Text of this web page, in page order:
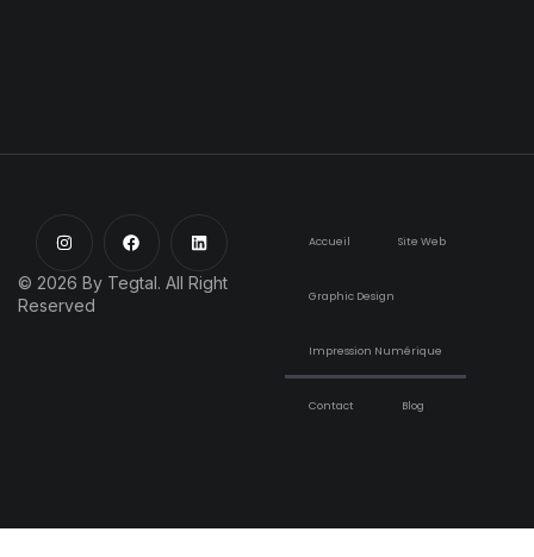
© 2026 By Tegtal. All Right
Reserved
Accueil Site Web
Graphic Design
Impression Numérique
Contact Blog